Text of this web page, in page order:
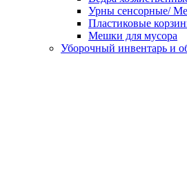
Урны сенсорные/
Пластиковые
Мешки для мусора
Уборочный инвентарь и